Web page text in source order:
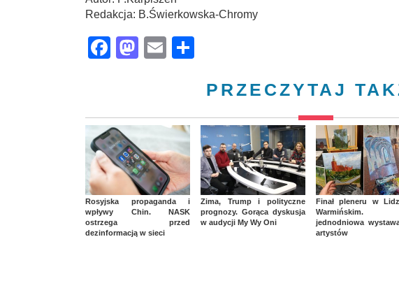
Redakcja: B.Świerkowska-Chromy
Facebook
Mastodon
Email
PRZECZYTAJ
Rosyjska propaganda i
wpływy Chin. NASK
ostrzega przed
dezinformacją w sieci
Zima, Trump i polityczne
prognozy. Gorąca dyskusja
w audycji My Wy Oni
Finał pleneru w
Warmińskim.
jednodniowa
artystów